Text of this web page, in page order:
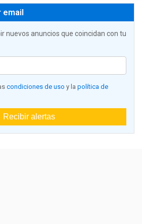
nuevos anuncios que coincidan con tu
condiciones de uso y la política de
Recibir alertas